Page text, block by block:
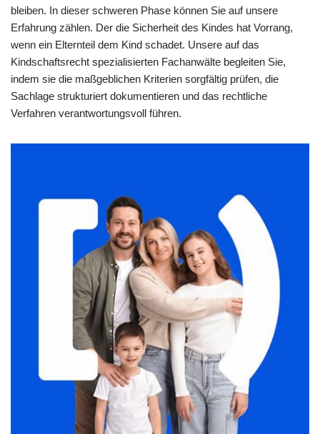
bleiben. In dieser schweren Phase können Sie auf unsere
Erfahrung zählen. Der die Sicherheit des Kindes hat Vorrang,
wenn ein Elternteil dem Kind schadet. Unsere auf das
Kindschaftsrecht spezialisierten Fachanwälte begleiten Sie,
indem sie die maßgeblichen Kriterien sorgfältig prüfen, die
Sachlage strukturiert dokumentieren und das rechtliche
Verfahren verantwortungsvoll führen.